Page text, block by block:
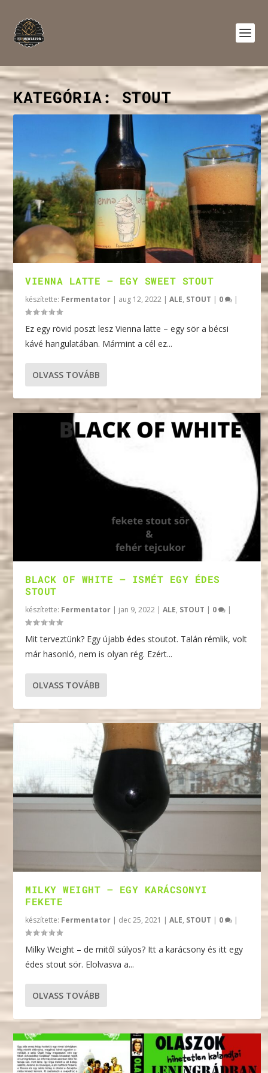
KATEGÓRIA: STOUT
VIENNA LATTE – EGY SWEET STOUT
készítette: Fermentator | aug 12, 2022 |ALE, STOUT | 0 |
Ez egy rövid poszt lesz Vienna latte – egy sör a bécsi
kávé hangulatában. Mármint a cél ez...
OLVASS TOVÁBB
BLACK OF WHITE – ISMÉT EGY ÉDES
STOUT
készítette: Fermentator | jan 9, 2022 |ALE, STOUT | 0 |
Mit terveztünk? Egy újabb édes stoutot. Talán rémlik, volt
már hasonló, nem is olyan rég. Ezért...
OLVASS TOVÁBB
MILKY WEIGHT – EGY KARÁCSONYI
FEKETE
készítette: Fermentator | dec 25, 2021 |ALE, STOUT | 0 |
Milky Weight – de mitől súlyos? Itt a karácsony és itt egy
édes stout sör. Elolvasva a...
OLVASS TOVÁBB